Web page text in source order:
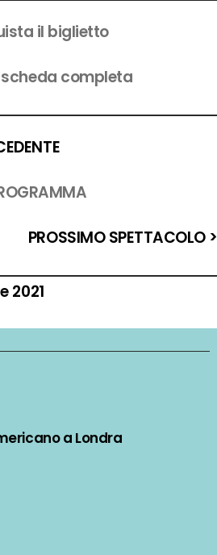
il biglietto
completa
PROSSIMO SPETTACOLO >
2021
a Londra
a Londra